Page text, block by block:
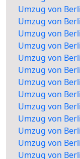
Umzug von
Umzug von
Umzug von
Umzug von
Umzug von
Umzug von
Umzug von
Umzug von
Umzug von
Umzug von
Umzug von
Umzug von
Umzug von